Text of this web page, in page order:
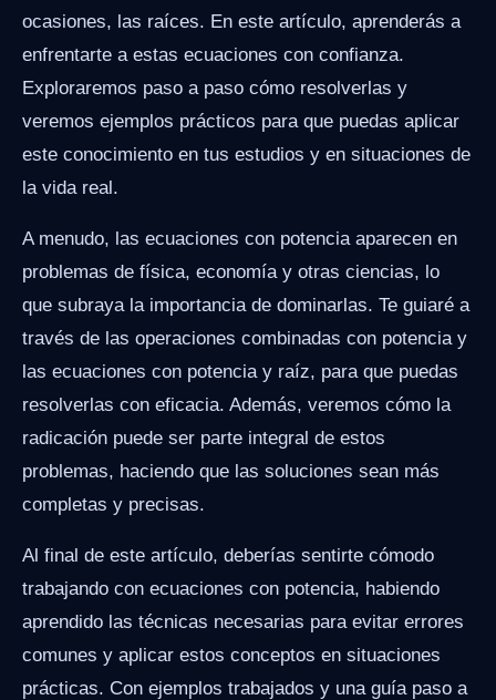
ocasiones, las raíces. En este artículo, aprenderás a
enfrentarte a estas ecuaciones con confianza.
Exploraremos paso a paso cómo resolverlas y
veremos ejemplos prácticos para que puedas aplicar
este conocimiento en tus estudios y en situaciones de
la vida real.
A menudo, las ecuaciones con potencia aparecen en
problemas de física, economía y otras ciencias, lo
que subraya la importancia de dominarlas. Te guiaré a
través de las operaciones combinadas con potencia y
las ecuaciones con potencia y raíz, para que puedas
resolverlas con eficacia. Además, veremos cómo la
radicación puede ser parte integral de estos
problemas, haciendo que las soluciones sean más
completas y precisas.
Al final de este artículo, deberías sentirte cómodo
trabajando con ecuaciones con potencia, habiendo
aprendido las técnicas necesarias para evitar errores
comunes y aplicar estos conceptos en situaciones
prácticas. Con ejemplos trabajados y una guía paso a